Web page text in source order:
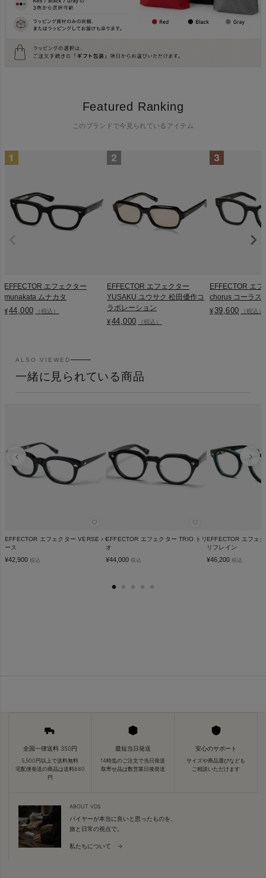
Featured Ranking
このブランドで今見られているアイテム
EFFECTOR エフェクター
munakata ムナカタ
¥44,000 （税込）
EFFECTOR エフェクター
YUSAKU ユウサク 松田優作コ
ラボレーション
¥44,000 （税込）
EFFECTOR エフ
chorus コーラス
¥ 39,600 （税込）
ALSO VIEWED
一緒に見られている商品
♡
EFFECTOR エフェクター VERSE バ
ース
¥42,900 税込
♡
EFFECTOR エフェクター TRIO トリ
オ
¥44,000 税込
EFFECTOR エフェ
リフレイン
¥46,200 税込
全国一律送料 350円
5,500円以上で送料無料
宅配便発送の商品は送料880
円
最短当日発送
14時迄のご注文で当日発送
取寄せ品は数営業日後発送
安心のサポート
サイズや商品選びなども
ご相談いただけます
ABOUT VDS
バイヤーが本当に良いと思ったものを、
旅と日常の視点で。
私たちについて →